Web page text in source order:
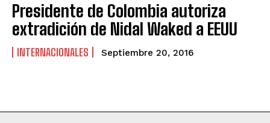
Presidente de Colombia autoriza
extradición de Nidal Waked a EEUU
INTERNACIONALES Septiembre 20, 2016